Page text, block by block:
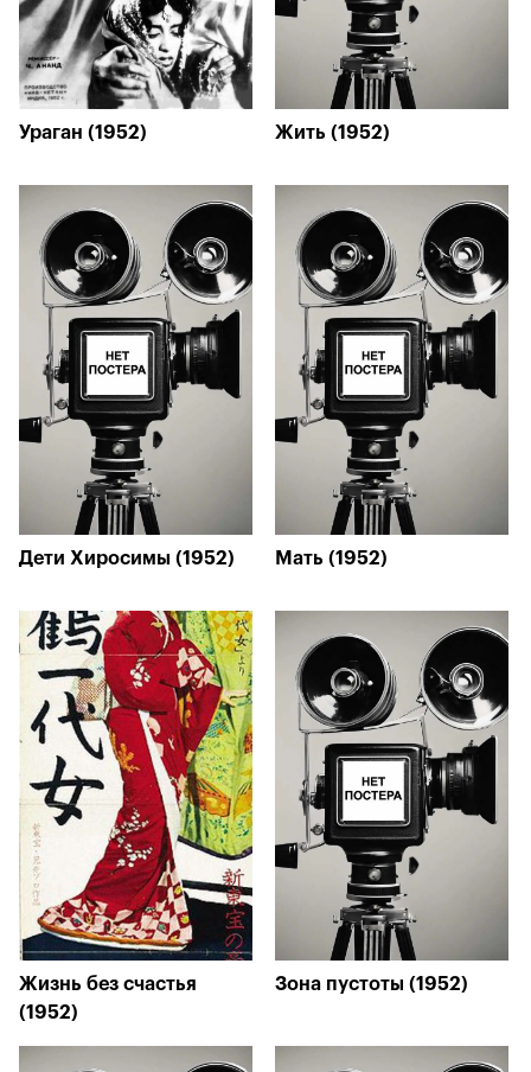
Ураган (1952) Жить (1952)
Дети Хиросимы (1952) Мать (1952)
Жизнь без счастья
(1952)
Зона пустоты (1952)